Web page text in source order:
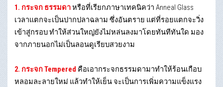
1. กระจก ธรรมดาหรือที่เรียกภาษาเทคนิคว่า Anneal Glass
เวลาแตกจะเป็นปากปลาฉลาม ซึ่งอันตราย แต่ที่รอยแตกจะวิ่ง
เข้าสู่กรอบ ทำให้ส่วนใหญ่ยังไม่หล่นลงมาโดยทันทีทันใด มอง
จากภายนอกไม่เป็นลอนดูเรียบสวยงาม
2. กระจก Tempered คือเอากระจกธรรมดามาทำให้ร้อนเกือบ
หลอมละลายใหม่ แล้วทำให้เย็น จะเป็นการเพิ่มความแข็งแรง